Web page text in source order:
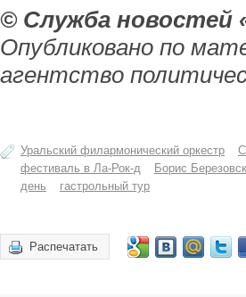
© Служба новостей
Опубликовано по
агентство
Уральский филармонический оркестр
фестиваль в Лa-Рок-д
Борис
день
гастрольный тур
Распечатать